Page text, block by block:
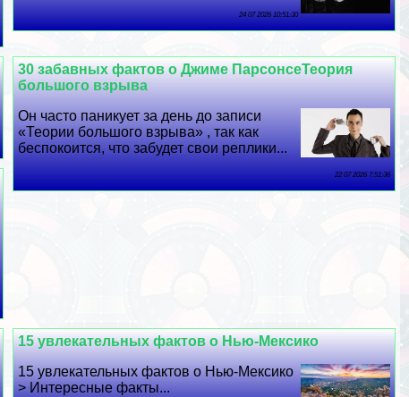
24 07 2026 10:51:30
30 забавных фактов о Джиме ПарсонсеТеория
большого взрыва
Он часто паникует за день до записи
«Теории большого взрыва» , так как
беспокоится, что забудет свои реплики...
22 07 2026 7:51:36
15 увлекательных фактов о Нью-Мексико
15 увлекательных фактов о Нью-Мексико
> Интересные факты...